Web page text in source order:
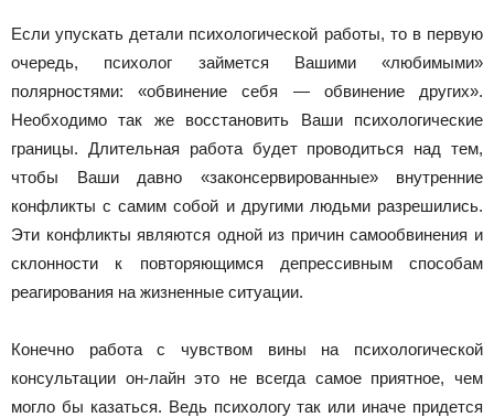
Если упускать детали психологической работы, то в первую
очередь, психолог займется Вашими «любимыми»
полярностями: «обвинение себя — обвинение других».
Необходимо так же восстановить Ваши психологические
границы. Длительная работа будет проводиться над тем,
чтобы Ваши давно «законсервированные» внутренние
конфликты с самим собой и другими людьми разрешились.
Эти конфликты являются одной из причин самообвинения и
склонности к повторяющимся депрессивным способам
реагирования на жизненные ситуации.
Конечно работа с чувством вины на психологической
консультации он-лайн это не всегда самое приятное, чем
могло бы казаться. Ведь психологу так или иначе придется